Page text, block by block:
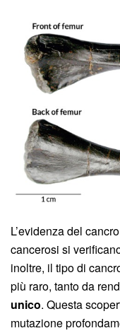
L’evidenza del
cancerosi si
inoltre, il tipo di
più raro, tanto da
unico. Questa
mutazione